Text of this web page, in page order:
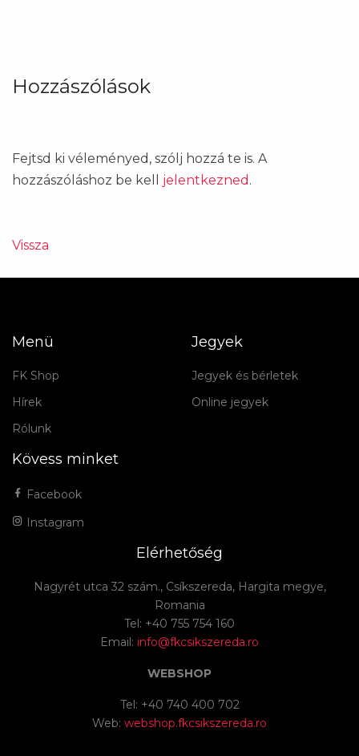
Hozzászólások
Fejtsd ki véleményed, szólj hozzá te is. A
hozzászóláshoz be kell jelentkezned .
Vissza
Menü
FK Shop
Hírek
Rólunk
Jegyek
Jegyek és bérletek
Online jegyek
Kövess minket
Facebook
Instagram
Elérhetőség
Nagyrét utca 32 szám., Csíkszereda, Hargita megye,
Romania
Tel: +40 755 754 160
Email: info@fkcsikszereda.ro
WEBSHOP
Tel: +40 740 400 702
Web: webshop.fkcsikszereda.ro